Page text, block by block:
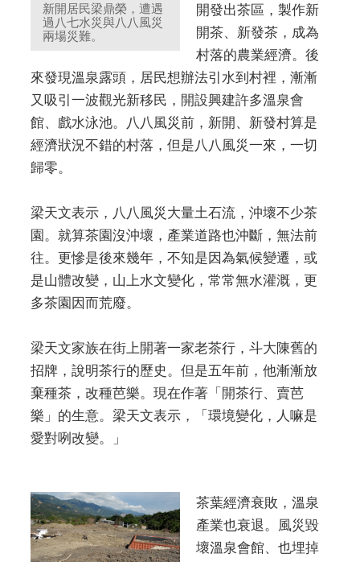
新開居民梁鼎榮，遭遇
過八七水災與八八風災
兩場災難。
開發出茶區，製作新
開茶、新發茶，成為
村落的農業經濟。後
來發現溫泉露頭，居民想辦法引水到村裡，漸漸
又吸引一波觀光新移民，開設興建許多溫泉會
館、戲水泳池。八八風災前，新開、新發村算是
經濟狀況不錯的村落，但是八八風災一來，一切
歸零。
梁天文表示，八八風災大量土石流，沖壞不少茶
園。就算茶園沒沖壞，產業道路也沖斷，無法前
往。更慘是後來幾年，不知是因為氣候變遷，或
是山體改變，山上水文變化，常常無水灌溉，更
多茶園因而荒廢。
梁天文家族在街上開著一家老茶行，斗大陳舊的
招牌，說明茶行的歷史。但是五年前，他漸漸放
棄種茶，改種芭樂。現在作著「開茶行、賣芭
樂」的生意。梁天文表示，「環境變化，人嘛是
愛對咧改變。」
茶葉經濟衰敗，溫泉
產業也衰退。風災毀
壞溫泉會館、也埋掉